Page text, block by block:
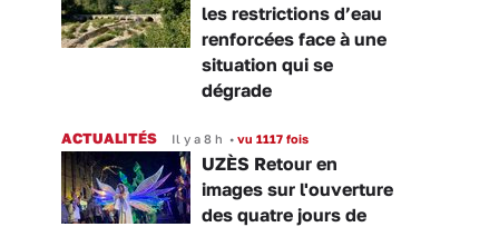
les restrictions d’eau
renforcées face à une
situation qui se
dégrade
ACTUALITÉS Il y a 8 h • vu 1117 fois
UZÈS Retour en
images sur l'ouverture
des quatre jours de